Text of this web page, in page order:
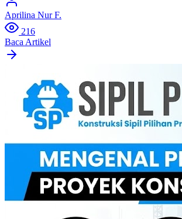
Aprilina Nur F.
216
Baca Artikel